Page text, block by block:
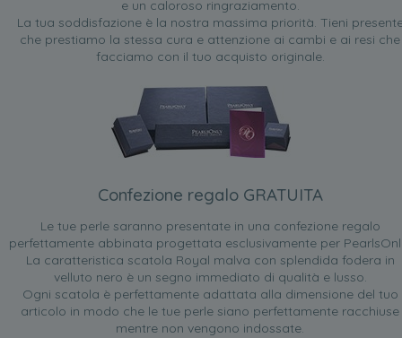
e un caloroso ringraziamento.
La tua soddisfazione è la nostra massima priorità. Tieni
che prestiamo la stessa cura e attenzione ai cambi e ai resi che
facciamo con il tuo acquisto originale.
Confezione regalo GRATUITA
Le tue perle saranno presentate in una confezione regalo
perfettamente abbinata progettata esclusivamente per
La caratteristica scatola Royal malva con splendida fodera in
velluto nero è un segno immediato di qualità e lusso.
Ogni scatola è perfettamente adattata alla dimensione del tuo
articolo in modo che le tue perle siano perfettamente racchiuse
mentre non vengono indossate.